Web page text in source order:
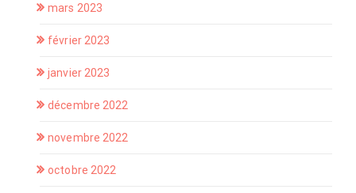
mars 2023
février 2023
janvier 2023
décembre 2022
novembre 2022
octobre 2022